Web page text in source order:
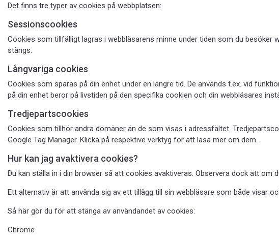
Det finns tre typer av cookies på webbplatsen:
Sessionscookies
Cookies som tillfälligt lagras i webbläsarens minne under tiden som du besöker
stängs.
Långvariga cookies
Cookies som sparas på din enhet under en längre tid. De används t.ex. vid
på din enhet beror på livstiden på den specifika cookien och din webbläsares
Tredjepartscookies
Cookies som tillhör andra domäner än de som visas i adressfältet.
Google Tag Manager. Klicka på respektive verktyg för att läsa mer om dem.
Hur kan jag avaktivera cookies?
Du kan ställa in i din browser så att cookies avaktiveras. Observera dock att
Ett alternativ är att använda sig av ett tillägg till sin webbläsare som både visar
Så här gör du för att stänga av användandet av cookies:
Chrome